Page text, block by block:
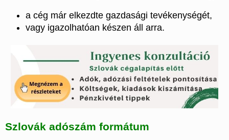
a cég már elkezdte gazdasági tevékenységét,
vagy igazolhatóan készen áll arra.
Szlovák adószám formátum